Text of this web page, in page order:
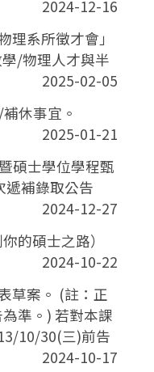
2024-12-16
理系所徵才會」
/物理人才與半
2025-02-05
休事宜。
2025-01-21
碩士學位學程甄
遞補錄取公告
2024-12-27
的碩士之路）
2024-10-22
草案。 (註：正
準。) 若對本課
10/30(三)前告
2024-10-17